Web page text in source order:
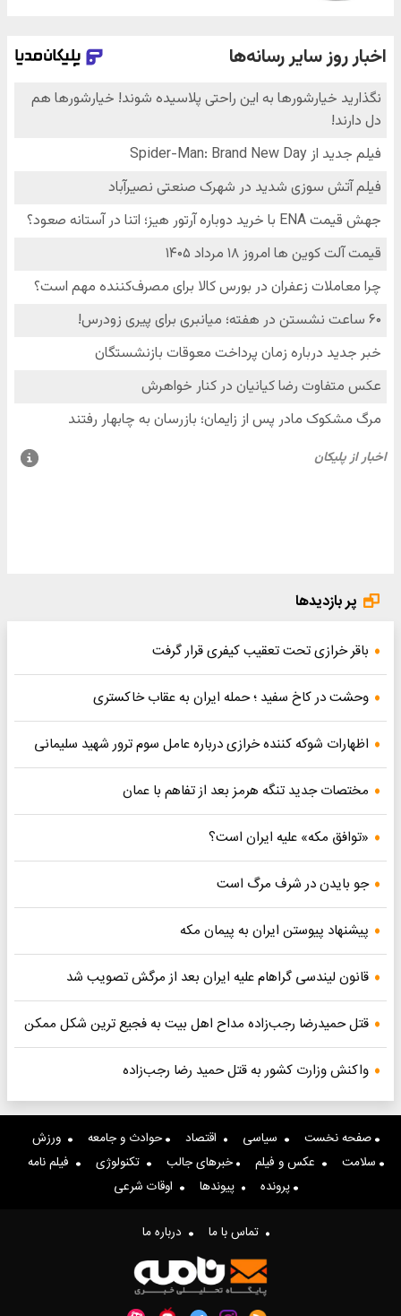
پر بازدیدها
باقر خرازی تحت تعقیب کیفری قرار گرفت
وحشت در کاخ سفید ؛ حمله ایران به عقاب خاکستری
اظهارات شوکه کننده خرازی درباره عامل سوم ترور شهید سلیمانی
مختصات جدید تنگه هرمز بعد از تفاهم با عمان
«توافق مکه» علیه ایران است؟
جو بایدن در شرف مرگ است
پیشنهاد پیوستن ایران به پیمان مکه
قانون لیندسی گراهام علیه ایران بعد از مرگش تصویب شد
قتل حمیدرضا رجب‌زاده مداح اهل بیت به فجیع ترین شکل ممکن
واکنش وزارت کشور به قتل حمید رضا رجب‌زاده
صفحه نخست سیاسی اقتصاد حوادث و جامعه
ورزش
سلامت
عکس و فیلم خبرهای جالب تکنولوژی
فیلم نامه
پرونده
پیوندها اوقات شرعی
تماس با ما درباره ما